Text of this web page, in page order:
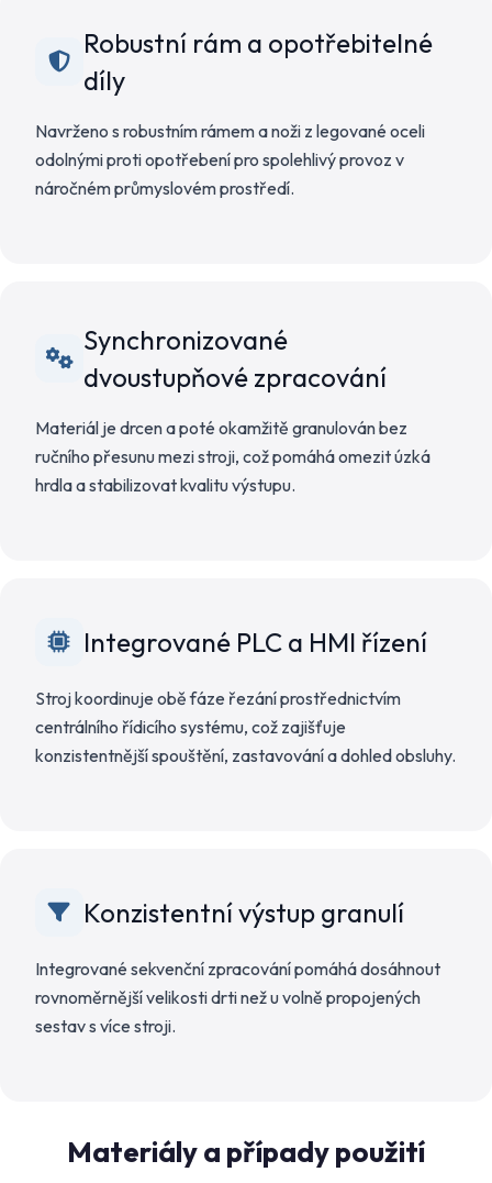
Robustní rám a opotřebitelné
díly
Navrženo s robustním rámem a noži z legované oceli
odolnými proti opotřebení pro spolehlivý provoz v
náročném průmyslovém prostředí.
Synchronizované
dvoustupňové zpracování
Materiál je drcen a poté okamžitě granulován bez
ručního přesunu mezi stroji, což pomáhá omezit úzká
hrdla a stabilizovat kvalitu výstupu.
Integrované PLC a HMI řízení
Stroj koordinuje obě fáze řezání prostřednictvím
centrálního řídicího systému, což zajišťuje
konzistentnější spouštění, zastavování a dohled obsluhy.
Konzistentní výstup granulí
Integrované sekvenční zpracování pomáhá dosáhnout
rovnoměrnější velikosti drti než u volně propojených
sestav s více stroji.
Materiály a případy použití